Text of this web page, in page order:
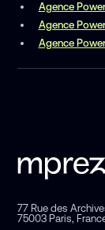
Agence
Agence
Agence
77 Rue des
75003 Paris,